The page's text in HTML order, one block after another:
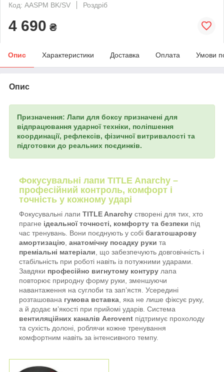
Код: AASPM BK/SV
Роздріб
4 690 ₴
Опис Характеристики Доставка Оплата Умови
Опис
Призначення: Лапи для боксу призначені для
відпрацювання ударної техніки, поліпшення
координації, рефлексів, фізичної витривалості та
підготовки до реальних поєдинків.
Фокусувальні лапи TITLE Anarchy –
професійний контроль, комфорт і
точність у кожному ударі
Фокусувальні лапи TITLE Anarchy створені для тих, хто
прагне ідеальної точності, комфорту та безпеки під
час тренувань. Вони поєднують у собі багатошарову
амортизацію анатомічну посадку руки та
преміальні матеріали , що забезпечують довговічність і
стабільність при роботі навіть із потужними ударами.
Завдяки професійно вигнутому контуру лапа
повторює природну форму руки, зменшуючи
навантаження на суглоби та зап’ястя. Усередині
розташована гумова вставка , яка не лише фіксує руку,
а й додає м’якості при прийомі ударів. Система
вентиляційних каналів Aerovent підтримує прохолоду
та сухість долоні, роблячи кожне тренування
комфортним навіть за інтенсивного темпу.